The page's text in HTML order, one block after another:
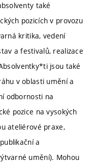
také
pozicích v provozu
kritika, vedení
a festivalů, realizace
jsou také
v oblasti umění a
odbornosti na
pozice na vysokých
ateliérové praxe,
a
umění). Mohou